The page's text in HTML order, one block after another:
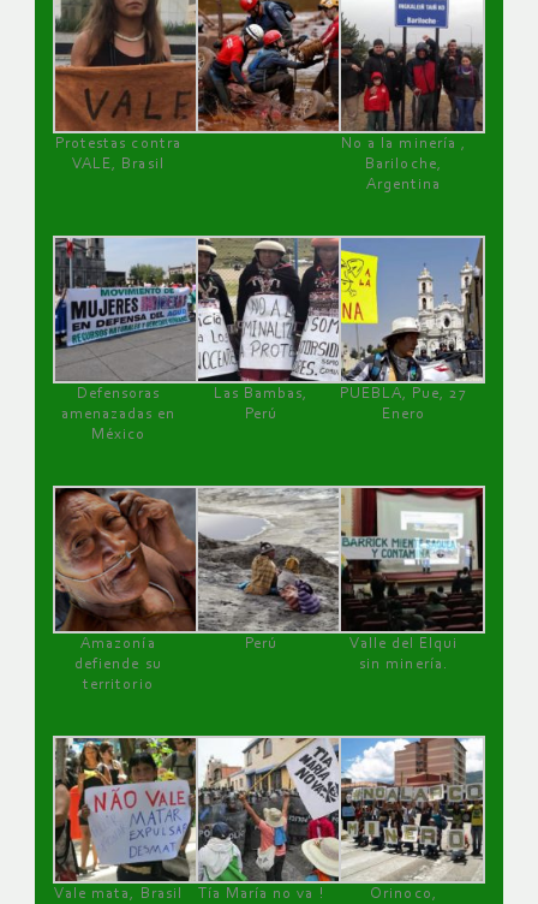
Protestas contra
VALE, Brasil
No a la minería ,
Bariloche,
Argentina
Defensoras
amenazadas en
México
Las Bambas,
Perú
PUEBLA, Pue, 27
Enero
Amazonía
defiende su
territorio
Perú
Valle del Elqui
sin minería.
Vale mata, Brasil Tía María no va ! Orinoco,